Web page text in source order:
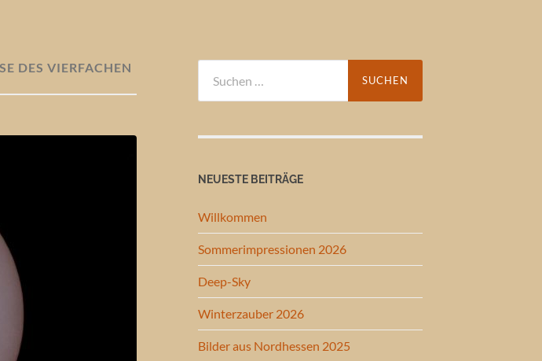
DES VIERFACHEN E
nach:
NEUESTE BEITRÄGE
Willkommen
Sommerimpressionen 2026
Deep-Sky
Winterzauber 2026
Bilder aus Nordhessen 2025